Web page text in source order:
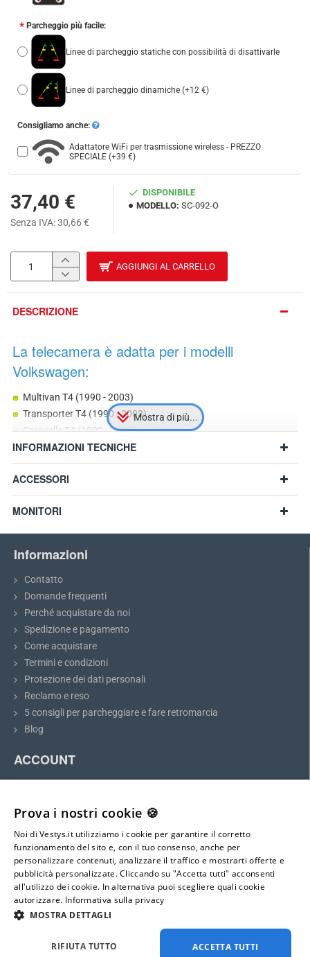
37,40 €
Senza IVA: 30,66 €
DISPONIBILE
MODELLO: SC-092-O
Parcheggio più facile:
Linee di parcheggio statiche con possibilità di disattivarle
Linee di parcheggio dinamiche (+12 €)
Consigliamo anche:
Adattatore WiFi per trasmissione wireless - PREZZO
SPECIALE (+39 €)
AGGIUNGI AL CARRELLO
DESCRIZIONE
La telecamera è adatta per i modelli
Volkswagen:
Multivan T4 (1990 - 2003)
Transporter T4 (1990 - 2003)
Caravelle T4 (1990 - 2003)
anche per altri modelli con dimensioni compatibili
Raccomandazione:
Prima dell'acquisto, misurate le dimensioni
della luce targa e confrontatele con il modello scelto.
La telecamera di retromarcia per Volkswagen T4 (Multivan,
Transporter, Caravelle)si installa perfettamente al posto della
carrozzeria del veicolo. Dopo l'installazione, la telecamera funge
La telecamera di parcheggiosi installa e si collega al monitor
seguendo le istruzioni dettagliate incluse nella confezione. La
telecameraha un connettore mini 4-PIN con un diametro di soli 6
, che consente un facile passaggio attraverso la carrozzeria.
Quando si inserisce la retromarcia, la telecamera e il monitor si
attivano automaticamente, permettendo un parcheggio sicuro.
La telecamera è dotata di linee guida statiche di distanza. Aiutano
INFORMAZIONI TECNICHE
ACCESSORI
MONITORI
Informazioni
Contatto
Domande frequenti
Perché acquistare da noi
Spedizione e pagamento
Come acquistare
Termini e condizioni
Protezione dei dati personali
Reclamo e reso
5 consigli per parcheggiare e fare retromarcia
Blog
ACCOUNT
Accesso
Mappa del sito
E-mail:
info@vestys.it
Tutti i diritti riservati © 2026vestys.it
Prova i nostri cookie 🍪
Noi di Vestys.it utilizziamo i cookie per garantire il corretto
funzionamento del sito e, con il tuo consenso, anche per
personalizzare contenuti, analizzare il traffico e mostrarti offerte e
pubblicità personalizzate. Cliccando su "Accetta tutti" acconsenti
all'utilizzo dei cookie. In alternativa puoi scegliere quali cookie
autorizzare. Informativa sulla privacy
MOSTRA DETTAGLI
ACCETTA TUTTI
RIFIUTA TUTTO